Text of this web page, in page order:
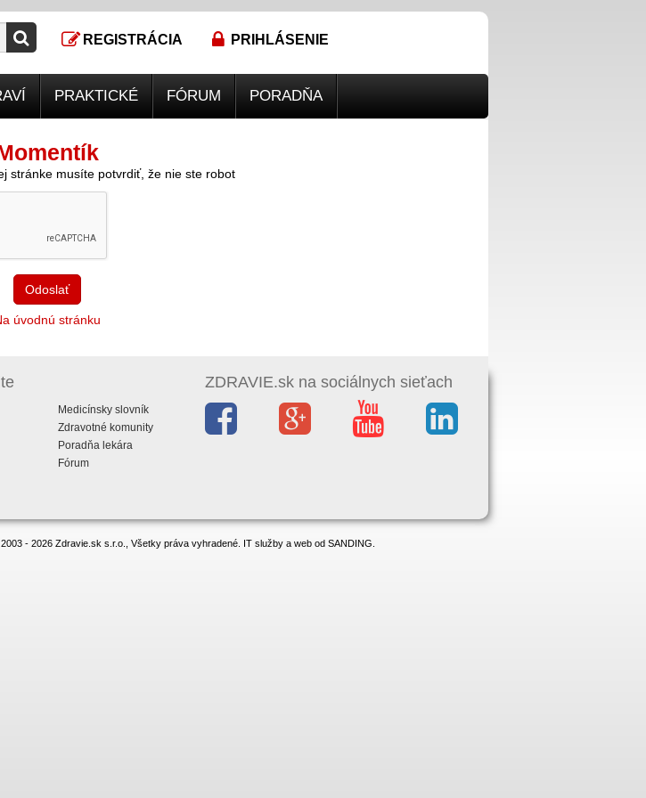
REGISTRÁCIA PRIHLÁSENIE
PRAKTICKÉ FÓRUM PORADŇA
stránke musíte potvrdiť, že nie ste robot
Odoslať
úvodnú stránku
Medicínsky slovník
Zdravotné komunity
Poradňa lekára
Fórum
ZDRAVIE.sk na sociálnych sieťach
- 2026 Zdravie.sk s.r.o., Všetky práva vyhradené. IT služby a web od SANDING.